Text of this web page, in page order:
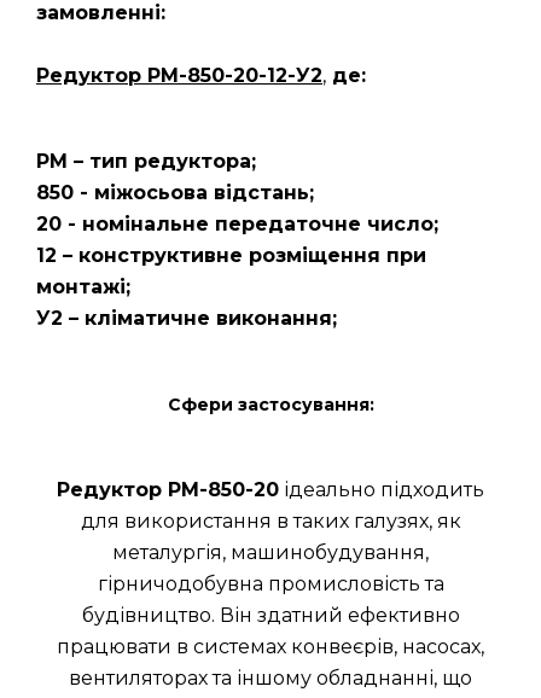
замовленні:
Редуктор РМ-850-20-12-У2, де:
РМ – тип редуктора;
850 - міжосьова відстань;
20 - номінальне передаточне число;
12 – конструктивне розміщення при
монтажі;
У2 – кліматичне виконання;
Сфери застосування:
Редуктор РМ-850-20 ідеально підходить
для використання в таких галузях, як
металургія, машинобудування,
гірничодобувна промисловість та
будівництво. Він здатний ефективно
працювати в системах конвеєрів, насосах,
вентиляторах та іншому обладнанні, що